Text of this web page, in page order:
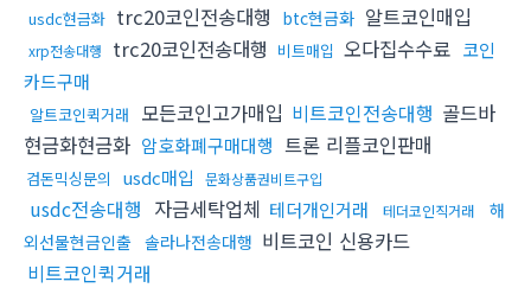
usdc현금화 trc20코인전송대행 btc현금화 알트코인매입
xrp전송대행 trc20코인전송대행 비트매입 오다집수수료 코인
카드구매
알트코인퀵거래 모든코인고가매입 비트코인전송대행 골드바
현금화현금화 암호화폐구매대행 트론 리플코인판매
검돈믹싱문의 usdc매입 문화상품권비트구입
usdc전송대행 자금세탁업체 테더개인거래 테더코인직거래
해
외선물현금인출 솔라나전송대행 비트코인 신용카드
비트코인퀵거래